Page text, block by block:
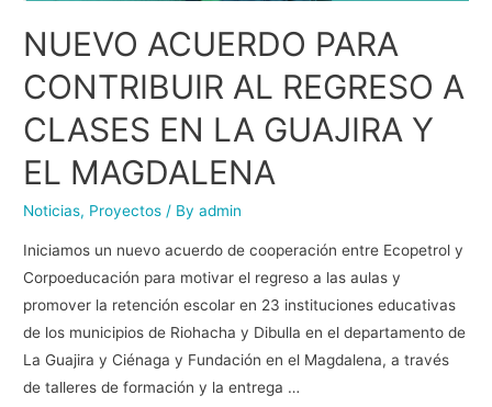
NUEVO ACUERDO PARA
CONTRIBUIR AL REGRESO A
CLASES EN LA GUAJIRA Y
EL MAGDALENA
Noticias, Proyectos / Byadmin
Iniciamos un nuevo acuerdo de cooperación entre Ecopetrol y
Corpoeducación para motivar el regreso a las aulas y
promover la retención escolar en 23 instituciones educativas
de los municipios de Riohacha y Dibulla en el departamento de
La Guajira y Ciénaga y Fundación en el Magdalena, a través
de talleres de formación y la entrega …